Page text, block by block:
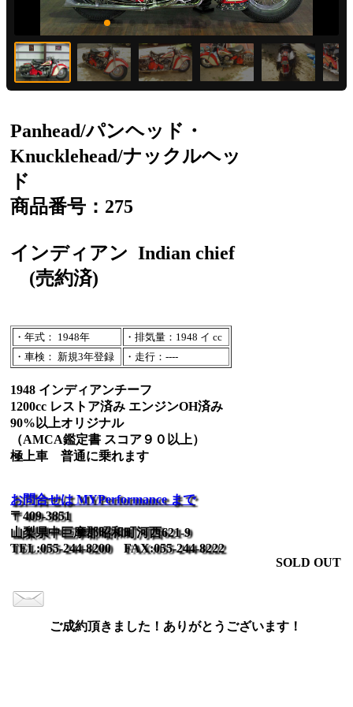
Panhead/パンヘッド・
Knucklehead/ナックルヘッ
ド
商品番号：275
インディアン Indian chief
(売約済)
・年式： 1948年
・排気量：1948 イ cc
・車検： 新規3年登録
・走行：----
1948 インディアンチーフ
1200cc レストア済み エンジンOH済み
90%以上オリジナル
（AMCA鑑定書 スコア９０以上）
極上車 普通に乗れます
お問合せは MYPerformance まで
〒409-3851
山梨県中巨摩郡昭和町河西621-9
TEL:055-244-8200 FAX:055-244-8222
SOLD OUT
ご成約頂きました！ありがとうございます！